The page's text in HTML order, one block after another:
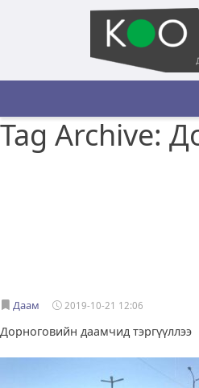
Tag Archive:
Даам 2019-10-21 12:06
Дорноговийн даамчид тэргүүллээ